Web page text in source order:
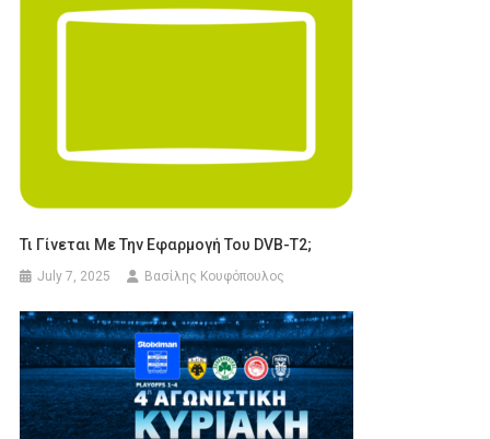
Τι Γίνεται Με Την Εφαρμογή Του DVB-T2;
July 7, 2025 Βασίλης Κουφόπουλος